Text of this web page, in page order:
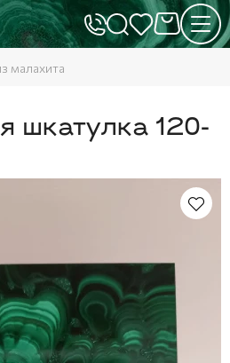
малахита
шкатулка 120-